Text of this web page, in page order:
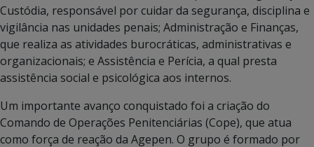
Custódia, responsável por cuidar da segurança, disciplina e
vigilância nas unidades penais; Administração e Finanças,
que realiza as atividades burocráticas, administrativas e
organizacionais; e Assistência e Perícia, a qual presta
assistência social e psicológica aos internos.
Um importante avanço conquistado foi a criação do
Comando de Operações Penitenciárias (Cope), que atua
como força de reação da Agepen. O grupo é formado por